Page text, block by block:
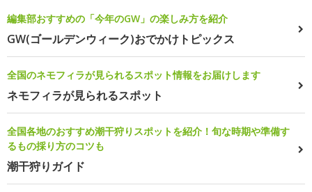
編集部おすすめの「今年のGW」の楽しみ方を紹介
GW(ゴールデンウィーク)おでかけトピックス
全国のネモフィラが見られるスポット情報をお届けします
ネモフィラが見られるスポット
全国各地のおすすめ潮干狩りスポットを紹介！旬な時期や準備す
るもの採り方のコツも
潮干狩りガイド